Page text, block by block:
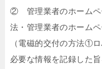
② 管理業者のホームペ
法・管理業者のホーム
（電磁的交付の方法①
必要な情報を記録した